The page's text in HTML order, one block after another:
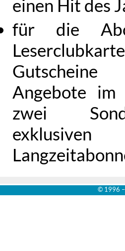
einen Hit des
für die
Angebote im
zwei
© 1996